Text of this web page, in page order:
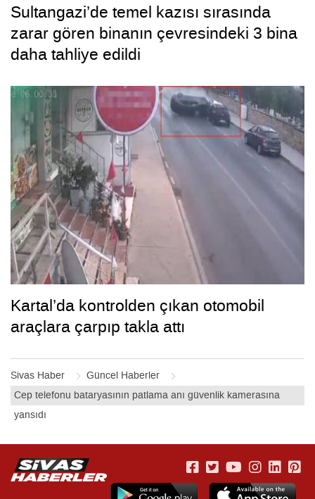
Sivas Haber
Güncel Haberler
Cep telefonu bataryasının patlama anı güvenlik kamerasına
yansıdı
Sultangazi’de temel kazısı sırasında
zarar gören binanın çevresindeki 3 bina
daha tahliye edildi
Kartal’da kontrolden çıkan otomobil
araçlara çarpıp takla attı